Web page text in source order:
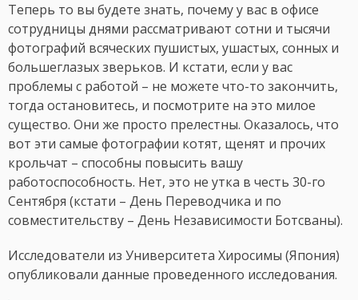
Теперь то вы будете знать, почему у вас в офисе
сотрудницы днями рассматривают сотни и тысячи
фотографий всяческих пушистых, ушастых, сонных и
большеглазых зверьков. И кстати, если у вас
проблемы с работой – не можете что-то закончить,
тогда остановитесь, и посмотрите на это милое
существо. Они же просто прелестны. Оказалось, что
вот эти самые фотографии котят, щенят и прочих
крольчат – способны повысить вашу
работоспособность. Нет, это не утка в честь 30-го
Сентября (кстати – День Переводчика и по
совместительству – День Независимости Ботсваны).
Исследователи из Университета Хиросимы (Япония)
опубликовали данные проведенного исследования.